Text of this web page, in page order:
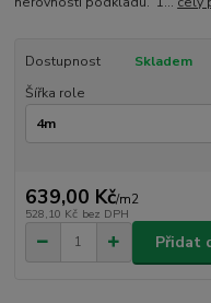
Dostupnost
Skladem
Šířka role
639,00 Kč/m2
528,10 Kč bez DPH
Přidat